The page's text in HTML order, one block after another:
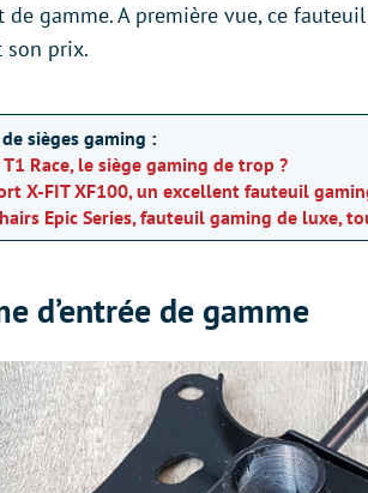
de gamme. A première vue, ce
son prix.
sièges gaming :
T1 Race, le siège gaming de trop ?
X-FIT XF100, un excellent fauteuil
Epic Series, fauteuil gaming de luxe,
d’entrée de gamme